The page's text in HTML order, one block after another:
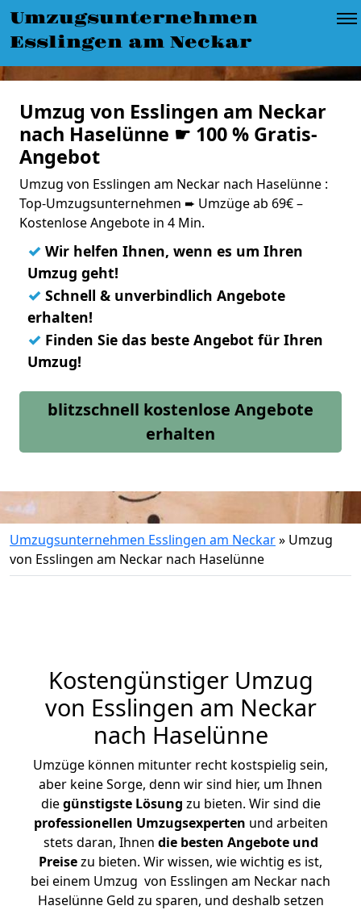
Umzugsunternehmen
Esslingen am Neckar
Umzug von Esslingen am Neckar
nach Haselünne ☛ 100 % Gratis-
Angebot
Umzug von Esslingen am Neckar nach Haselünne :
Top-Umzugsunternehmen ➨ Umzüge ab 69€ –
Kostenlose Angebote in 4 Min.
✓ Wir helfen Ihnen, wenn es um Ihren
Umzug geht!
✓ Schnell & unverbindlich Angebote
erhalten!
✓ Finden Sie das beste Angebot für Ihren
Umzug!
blitzschnell kostenlose Angebote
erhalten
Umzugsunternehmen Esslingen am Neckar» Umzug
von Esslingen am Neckar nach Haselünne
Kostengünstiger Umzug
von Esslingen am Neckar
nach Haselünne
Umzüge können mitunter recht kostspielig sein,
aber keine Sorge, denn wir sind hier, um Ihnen
diegünstigste Lösung zu bieten. Wir sind die
professionellen Umzugsexperten und arbeiten
stets daran, Ihnen die besten Angebote und
Preisezu bieten. Wir wissen, wie wichtig es ist,
bei einem Umzug von Esslingen am Neckar nach
Haselünne Geld zu sparen, und deshalb setzen